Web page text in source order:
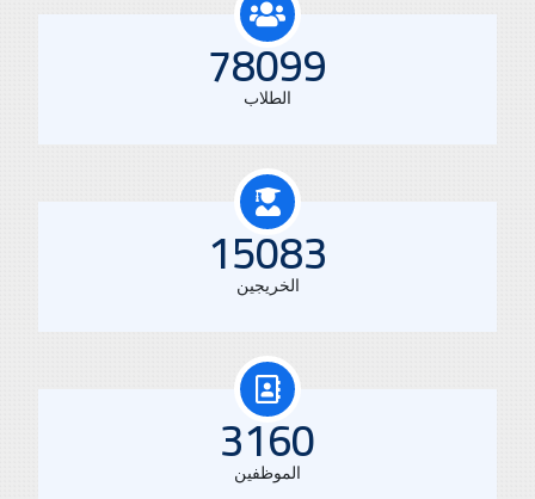
78099
الطلاب
15083
الخريجين
3160
الموظفين